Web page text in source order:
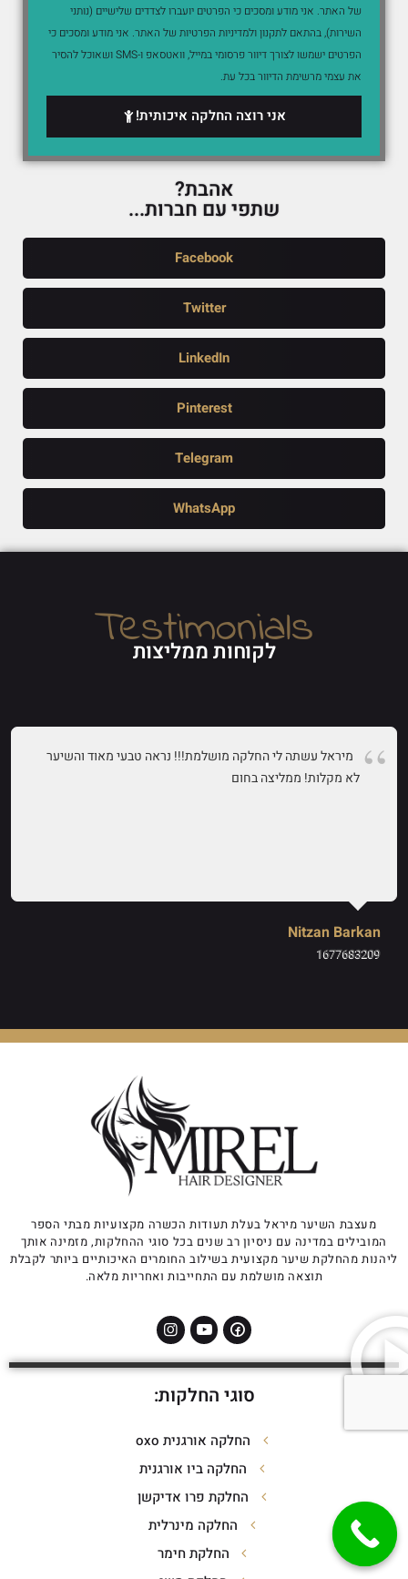
של האתר. אני מודע ומסכים כי הפרטים יועברו לצדדים שלישיים (נותני
השירות), בהתאם לתקנון ולמדיניות הפרטיות של האתר. אני מודע ומסכים כי
הפרטים ישמשו לצורך דיוור פרסומי במייל, וואטסאפ ו-SMS ושאוכל להסיר
את עצמי מרשימת הדיוור בכל עת.
אני רוצה החלקה איכותית!
אהבת?
שתפי עם חברות...
Facebook
Twitter
LinkedIn
Pinterest
Telegram
WhatsApp
Testimonials
לקוחות ממליצות
מיראל עשתה לי החלקה מושלמת!!! נראה טבעי מאוד והשיער
לא מקלות! ממליצה בחום
Nitzan Barkan
1677683209
מעצבת השיער מיראל בעלת תעודות הכשרה מקצועיות מבתי הספר
המובילים במדינה עם ניסיון רב שנים בכל סוגי ההחלקות, מזמינה אותך
ליהנות מהחלקת שיער מקצועית בשילוב החומרים האיכותיים ביותר לקבלת
תוצאה מושלמת עם התחייבות ואחריות מלאה.
סוגי החלקות:
החלקה אורגנית oxo
החלקה ביו אורגנית
החלקת פרו אדיקשן
החלקה מינרלית
החלקת חימר